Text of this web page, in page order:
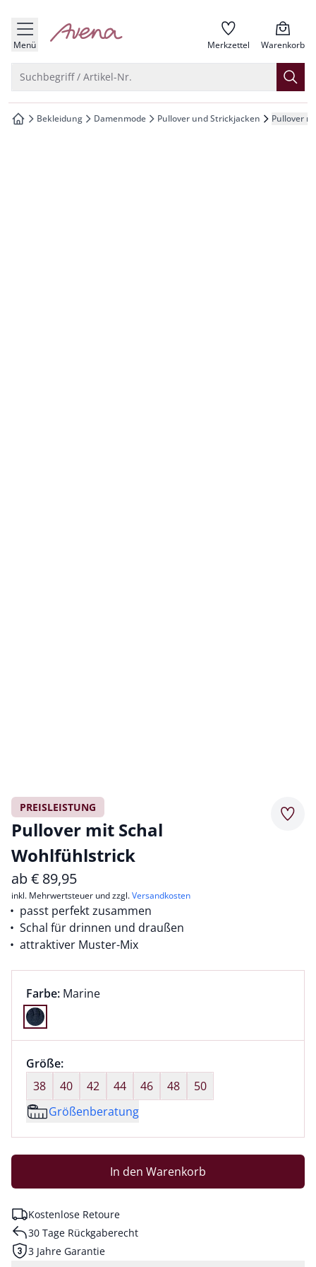
springen
springen
springen
springen
Menü zur Startseite Merkzettel Warenkorb
Suchbegriff / Artikel-Nr.
zur Startseite
Bekleidung Damenmode Pullover und Strickjacken Pullover
PREISLEISTUNG
Pullover mit Schal
Wohlfühlstrick
ab€ 89,95
inkl. Mehrwertsteuer und zzgl.Versandkosten
passt perfekt zusammen
Schal für drinnen und draußen
attraktiver Muster-Mix
Farbauswahl:
Farbe: aktuell ausgewählt:
Marine
Farbe Marine ausgewählt
Größenauswahl:
Größe:nichts ausgewählt
38
40 42 44 46 48
50
Größenberatung
In den Warenkorb
Kostenlose Retoure
30 Tage Rückgaberecht
3 Jahre Garantie